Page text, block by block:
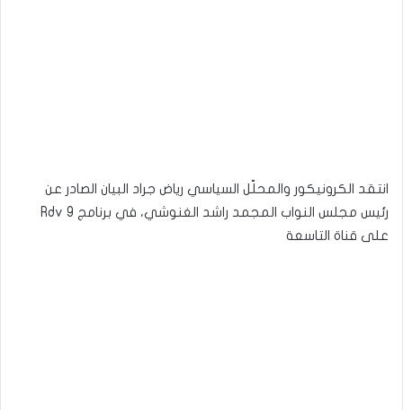
انتقد الكرونيكور والمحلّل السياسي رياض جراد البيان الصادر عن
رئيس مجلس النواب المجمد راشد الغنوشي، في برنامج Rdv 9
على قناة التاسعة